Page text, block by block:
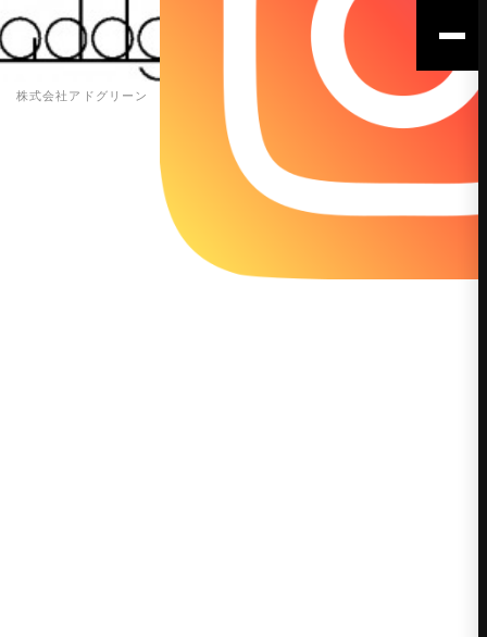
株式会社アドグリーン